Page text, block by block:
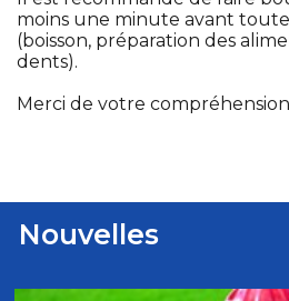
moins une minute avant
(boisson, préparation des
dents).
Merci de votre
Nouvelles